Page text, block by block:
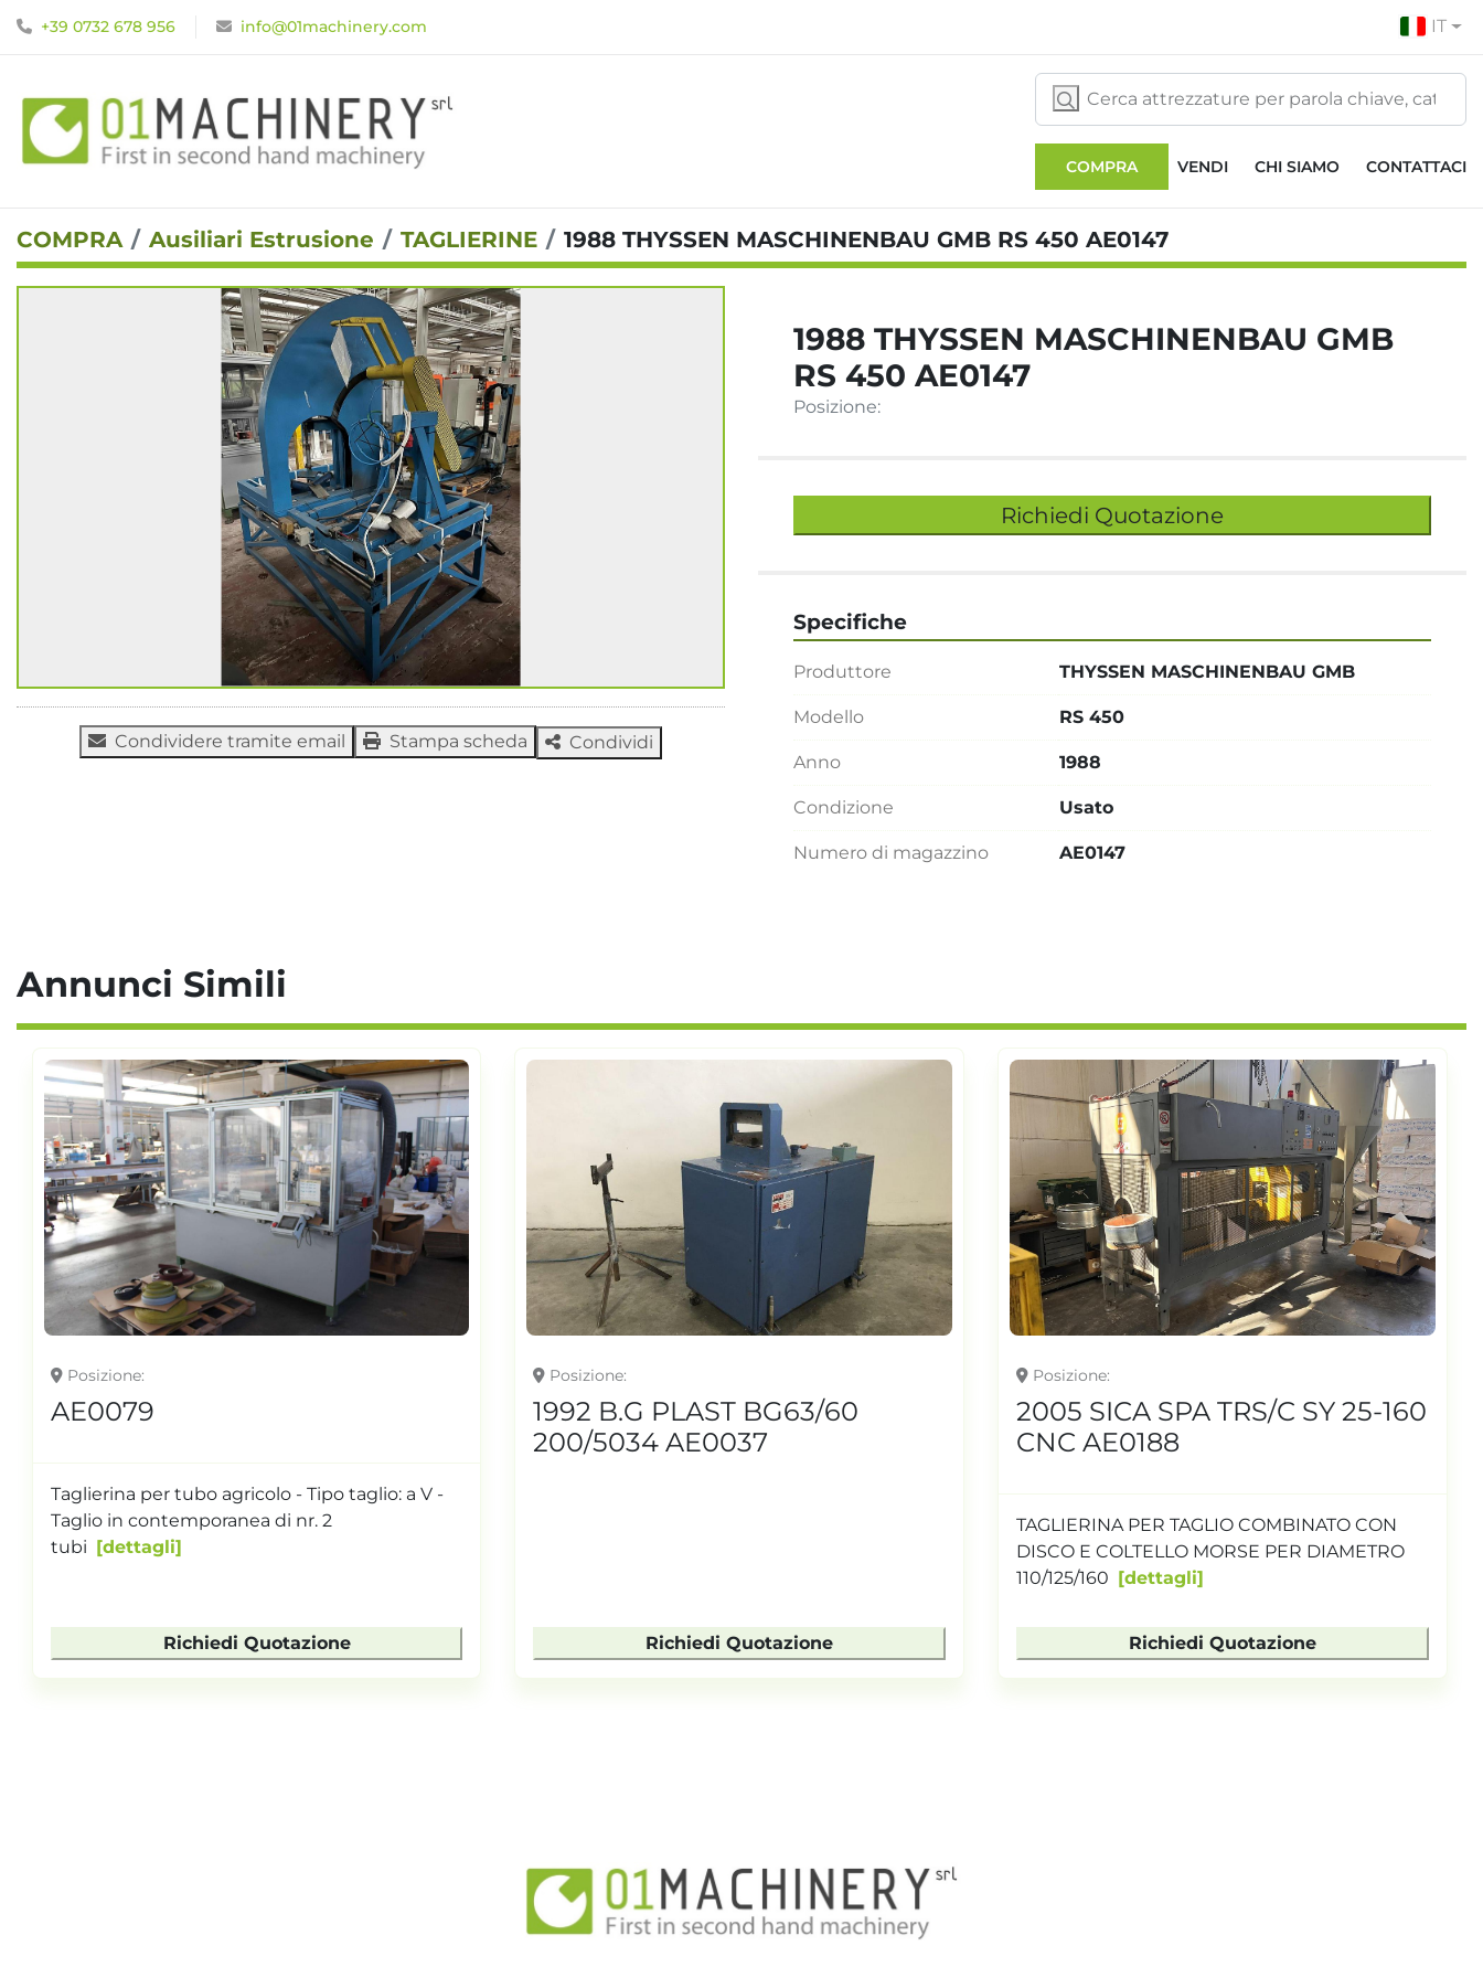
+39 0732 678 956 info@01machinery.com IT
COMPRA VENDI CHI SIAMO CONTATTACI
COMPRA Ausiliari Estrusione TAGLIERINE 1988 THYSSEN MASCHINENBAU GMB RS 450 AE0147
Condividere tramite email Stampa scheda Condividi
1988 THYSSEN MASCHINENBAU GMB
RS 450 AE0147
Posizione:
Richiedi Quotazione
Specifiche
Produttore THYSSEN MASCHINENBAU GMB
Modello RS 450
Anno 1988
Condizione Usato
Numero di magazzino AE0147
Annunci Simili
Posizione
AE0079
Taglierina per tubo agricolo - Tipo taglio: a V -
Taglio in contemporanea di nr. 2
tubi
dettagli
Richiedi Quotazione
Posizione
1992 B.G PLAST BG63/60
200/5034 AE0037
Richiedi Quotazione
Posizione
2005 SICA SPA TRS/C SY 25-160
CNC AE0188
TAGLIERINA PER TAGLIO COMBINATO CON
DISCO E COLTELLO MORSE PER DIAMETRO
110/125/160
dettagli
Richiedi Quotazione